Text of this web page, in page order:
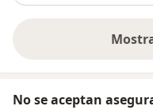
No se aceptan